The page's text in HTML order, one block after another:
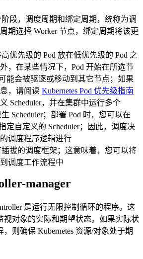
阶段，调度周期和绑定周期，统称为调
期选择 Worker 节点，绑定周期将该更
高优先级的 Pod 放在低优先级的 Pod 之
，在某些情况下，Pod 开始在所选节
能会被驱逐或移动到其它节点；如果
，请阅读 Kubernetes Pod 优先级指南
Scheduler，并在集群中运行多个
生 Scheduler；部署 Pod 时，您可以在
定自定义的 Scheduler；因此，调度决
调度程序逻辑进行
插拔的调度框架；这意味着，您可以将
调度工作流程中
manager
是运行无限控制循环的程序。这
视对象的实际和期望状态。如果实际状
则确保 Kubernetes 资源/对象处于期